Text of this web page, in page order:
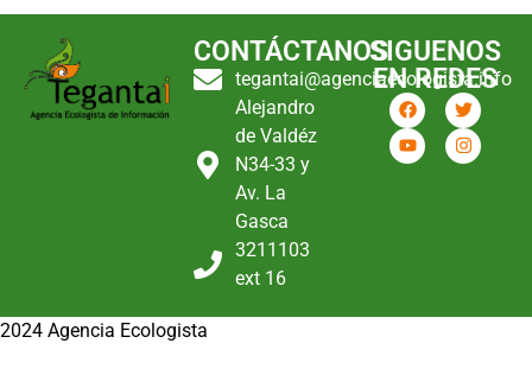
CONTÁCTANOS
tegantai@agenciaecologista.info
Alejandro
de Valdéz
N34-33 y
Av. La
Gasca
3211103
ext 16
SIGUENOS
EN REDES
2024 Agencia Ecologista